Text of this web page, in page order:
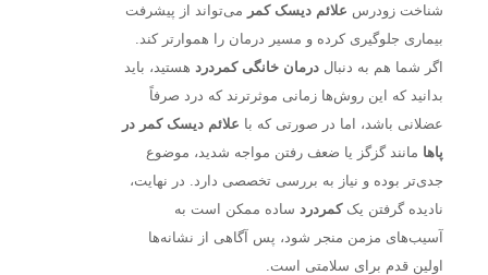
شناخت زودرس علائم دیسک کمر می‌تواند از پیشرفت
بیماری جلوگیری کرده و مسیر درمان را هموارتر کند.
اگر شما هم به دنبال درمان خانگی کمردرد هستید، باید
بدانید که این روش‌ها زمانی موثرترند که درد صرفاً
عضلانی باشد، اما در صورتی که با علائم دیسک کمر در
پاها مانند گزگز یا ضعف رفتن مواجه شدید، موضوع
جدی‌تر بوده و نیاز به بررسی تخصصی دارد. در نهایت،
نادیده گرفتن یککمردرد ساده ممکن است به
آسیب‌های مزمن منجر شود، پس آگاهی از نشانه‌ها
اولین قدم برای سلامتی است.